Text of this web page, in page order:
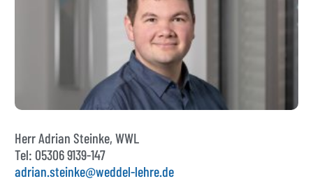
Herr Adrian Steinke, WWL
Tel: 05306 9139-147
adrian.steinke@weddel-lehre.de